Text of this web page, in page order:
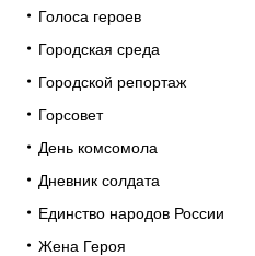
Голоса героев
Городская среда
Городской репортаж
Горсовет
День комсомола
Дневник солдата
Единство народов России
Жена Героя